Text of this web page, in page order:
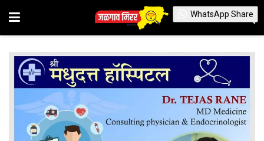
WhatsApp Share